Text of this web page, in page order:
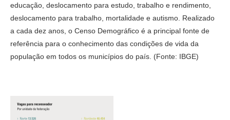
educação, deslocamento para estudo, trabalho e rendimento,
deslocamento para trabalho, mortalidade e autismo. Realizado
a cada dez anos, o Censo Demográfico é a principal fonte de
referência para o conhecimento das condições de vida da
população em todos os municípios do país. (Fonte: IBGE)